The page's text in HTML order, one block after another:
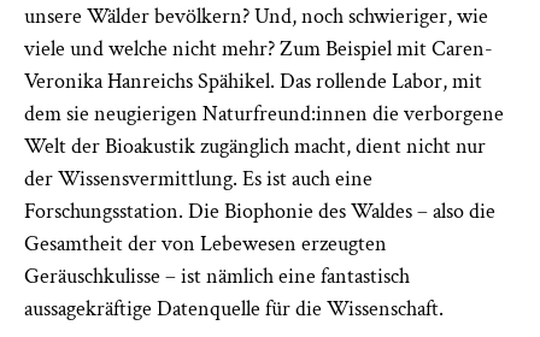
unsere Wälder bevölkern? Und, noch schwieriger, wie
viele und welche nicht mehr?Zum Beispiel mit Caren-
Veronika Hanreichs Spähikel. Das rollende Labor, mit
dem sie neugierigen Naturfreund:innen die verborgene
Welt der Bioakustik zugänglich macht, dient nicht nur
der Wissensvermittlung. Es ist auch eine
Forschungsstation. Die Biophonie des Waldes – also die
Gesamtheit der von Lebewesen erzeugten
Geräuschkulisse – ist nämlich eine fantastisch
aussagekräftige Datenquelle für die Wissenschaft.